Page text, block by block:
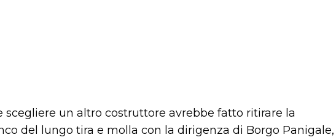
scegliere un altro costruttore avrebbe fatto ritirare la
del lungo tira e molla con la dirigenza di Borgo Panigale,